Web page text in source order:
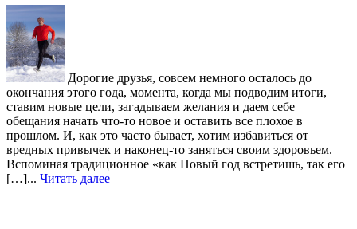
Дорогие друзья, совсем немного осталось до
окончания этого года, момента, когда мы подводим итоги,
ставим новые цели, загадываем желания и даем себе
обещания начать что-то новое и оставить все плохое в
прошлом. И, как это часто бывает, хотим избавиться от
вредных привычек и наконец-то заняться своим здоровьем.
Вспоминая традиционное «как Новый год встретишь, так его
[…]... Читать далее